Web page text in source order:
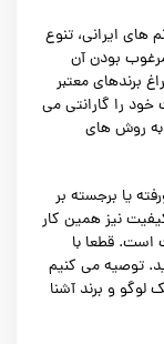
های ایرانی، تنوع
بودن آن
برندهای معتبر
خود را گارانتی می
به روش های
یا برجسته بر
نیز همین کار
است. قطعا با
توصیه می کنیم
لوگو و برند آشنا